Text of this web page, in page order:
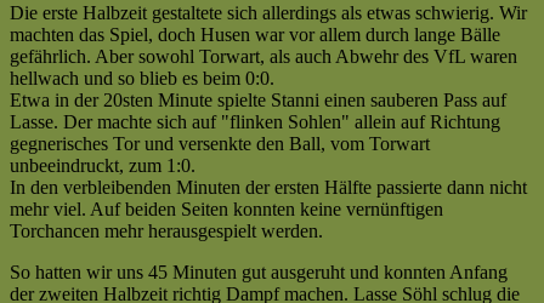
Husen
II
:
Lichtenau
II
(0:5)
Kreisliga
C
2007/2008
Die erste Halbzeit gestaltete sich allerdings als etwas schwierig. Wir
machten das Spiel, doch Husen war vor allem durch lange Bälle
gefährlich. Aber sowohl Torwart, als auch Abwehr des VfL waren
hellwach und so blieb es beim 0:0.
Etwa in der 20sten Minute spielte Stanni einen sauberen Pass auf
Lasse. Der machte sich auf "flinken Sohlen" allein auf Richtung
gegnerisches Tor und versenkte den Ball, vom Torwart
unbeeindruckt, zum 1:0.
In den verbleibenden Minuten der ersten Hälfte passierte dann nicht
mehr viel. Auf beiden Seiten konnten keine vernünftigen
Torchancen mehr herausgespielt werden.
So hatten wir uns 45 Minuten gut ausgeruht und konnten Anfang
der zweiten Halbzeit richtig Dampf machen. Lasse Söhl schlug die